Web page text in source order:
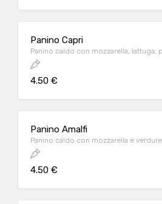
Panino Capri
Panino caldo con mozzarella,
4.50 €
Panino Amalfi
Panino caldo con mozzarella e
4.50 €